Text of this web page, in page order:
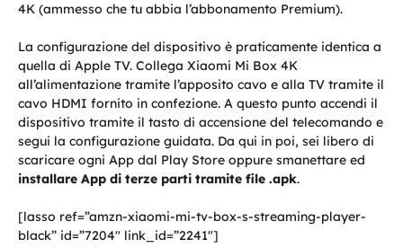
4K (ammesso che tu abbia l’abbonamento Premium).
La configurazione del dispositivo è praticamente identica a
quella di Apple TV. Collega Xiaomi Mi Box 4K
all’alimentazione tramite l’apposito cavo e alla TV tramite il
cavo HDMI fornito in confezione. A questo punto accendi il
dispositivo tramite il tasto di accensione del telecomando e
segui la configurazione guidata. Da qui in poi, sei libero di
scaricare ogni App dal Play Store oppure smanettare ed
installare App di terze parti tramite file .apk.
[lasso ref=”amzn-xiaomi-mi-tv-box-s-streaming-player-
black” id=”7204″ link_id=”2241″]